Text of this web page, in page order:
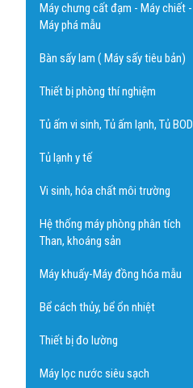
Máy chưng cất đạm - Máy chiết -
Máy phá mẫu
Bàn sấy lam ( Máy sấy tiêu bản)
Thiết bị phòng thí nghiệm
Tủ ấm vi sinh, Tủ ấm lạnh, Tủ BOD
Tủ lạnh y tế
Vi sinh, hóa chất môi trường
Hệ thống máy phòng phân tích
Than, khoáng sản
Máy khuấy-Máy đồng hóa mẫu
Bể cách thủy, bể ổn nhiệt
Thiết bị đo lường
Máy lọc nước siêu sạch